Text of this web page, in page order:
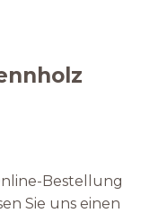
Bestellung
Sie uns einen